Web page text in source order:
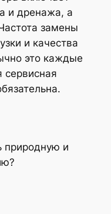
и дренажа, а
замены
и качества
это каждые
сервисная
природную и